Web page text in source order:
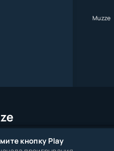
Muzze
Все права защищены.
кнопку Play